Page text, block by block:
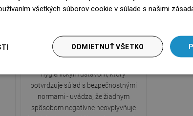
Hygienický certifikát PZH
hygienickým ústavom, ktorý
potvrdzuje súlad s bezpečnostnými
normami - uvádza, že žiadnym
spôsobom negatívne neovplyvňuje
všetkých súborov cookie v súlade s našimi
ODMIETNUŤ VŠETKO